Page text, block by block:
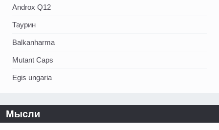
Androx Q12
Таурин
Balkanharma
Mutant Caps
Egis ungaria
Мысли